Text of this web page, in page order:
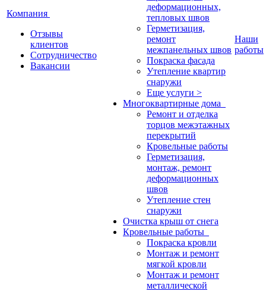
Компания
Отзывы
клиентов
Сотрудничество
Вакансии
деформационных,
тепловых швов
Герметизация,
ремонт
межпанельных швов
Покраска фасада
Утепление квартир
снаружи
Еще услуги >
Многоквартирные дома
Ремонт и отделка
торцов межэтажных
перекрытий
Кровельные работы
Герметизация,
монтаж, ремонт
деформационных
швов
Утепление стен
снаружи
Очистка крыш от снега
Кровельные работы
Покраска кровли
Монтаж и ремонт
мягкой кровли
Монтаж и ремонт
металлической
Наши
работы